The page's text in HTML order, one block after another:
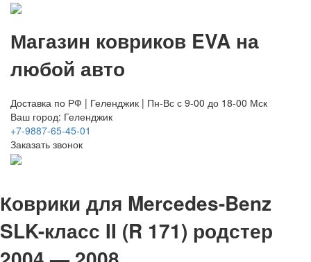
Магазин ковриков EVA ​на
любой авто
Доставка по РФ | Геленджик | Пн-Вс с 9-00 до 18-00 Мск
Ваш город: Геленджик
+7-9887-65-45-01
Заказать звонок
Коврики для Mercedes-Benz
SLK-класс II (R 171) родстер